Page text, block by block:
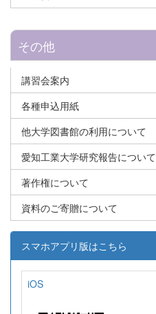
その他
講習会案内
各種申込用紙
他大学図書館の利用について
愛知工業大学研究報告について
著作権について
資料のご寄贈について
スマホアプリ版はこちら
iOS